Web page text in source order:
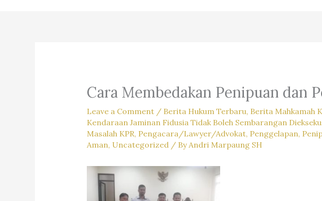
Cara Membedakan Penipuan dan
Leave a Comment / Berita Hukum Terbaru, Berita Mahkamah
Kendaraan Jaminan Fidusia Tidak Boleh Sembarangan
Masalah KPR, Pengacara/Lawyer/Advokat, Penggelapan,
Aman, Uncategorized/ ByAndri Marpaung SH